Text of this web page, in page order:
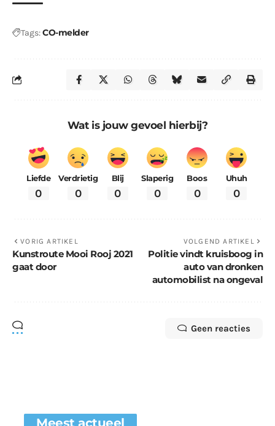
Tags:CO-melder
Wat is jouw gevoel hierbij?
Liefde
0
Verdrietig
0
Blij
0
Slaperig
0
Boos
0
Uhuh
0
VORIG ARTIKEL
Kunstroute Mooi Rooj 2021
gaat door
VOLGEND ARTIKEL
Politie vindt kruisboog in
auto van dronken
automobilist na ongeval
Geen reacties
Meest actueel